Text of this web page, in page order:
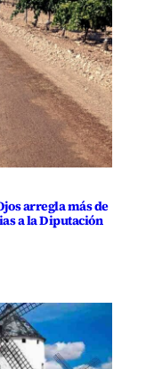
arregla más de
a la Diputación